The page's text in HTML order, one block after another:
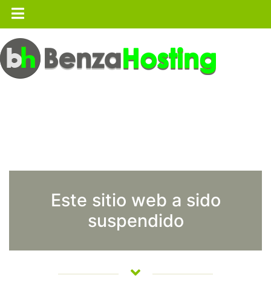
Este sitio web a sido
suspendido